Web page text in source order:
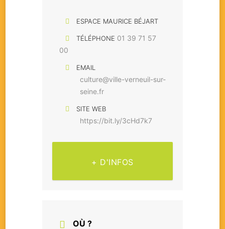
ESPACE MAURICE BÉJART
TÉLÉPHONE 01 39 71 57
00
EMAIL
culture@ville-verneuil-sur-
seine.fr
SITE WEB
https://bit.ly/3cHd7k7
+ D'INFOS
OÙ ?